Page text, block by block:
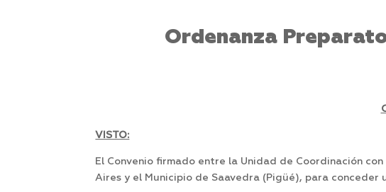
Ordenanza
VISTO:
El Convenio firmado entre la Unidad de Coordinación
Aires y el Municipio de Saavedra (Pigüé), para conceder